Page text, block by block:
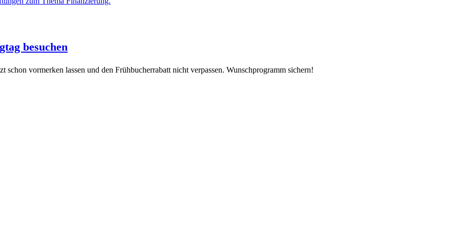
besuchen
vormerken lassen und den Frühbucherrabatt nicht verpassen. Wunschprogramm sichern!